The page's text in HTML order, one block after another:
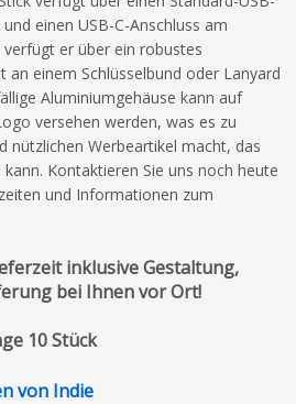
einen USB-C-Anschluss am
er über ein robustes
an einem Schlüsselbund oder Lanyard
Aluminiumgehäuse kann auf
versehen werden, was es zu
nützlichen Werbeartikel macht, das
Kontaktieren Sie uns noch heute
und Informationen zum
inklusive Gestaltung,
bei Ihnen vor Ort!
10 Stück
von Indie